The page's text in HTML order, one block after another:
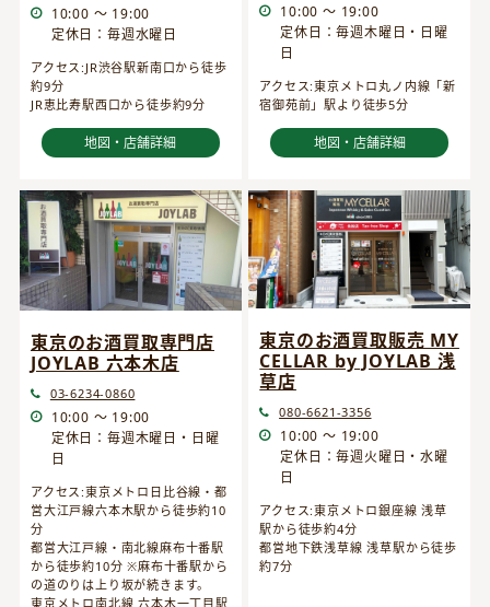
10:00 ～ 19:00
定休日：毎週水曜日
アクセス:JR渋谷駅新南口から徒歩
約9分
JR恵比寿駅西口から徒歩約9分
地図・店舗詳細
10:00 ～ 19:00
定休日：毎週木曜日・日曜
日
アクセス:東京メトロ丸ノ内線「新
宿御苑前」駅より徒歩5分
地図・店舗詳細
東京のお酒買取専門店
JOYLAB 六本木店
03-6234-0860
10:00 ～ 19:00
定休日：毎週木曜日・日曜
日
アクセス:東京メトロ日比谷線・都
営大江戸線六本木駅から徒歩約10
分
都営大江戸線・南北線麻布十番駅
から徒歩約10分 ※麻布十番駅から
の道のりは上り坂が続きます。
東京メトロ南北線 六本木一丁目駅
東京のお酒買取販売 MY
CELLAR by JOYLAB 浅
草店
080-6621-3356
10:00 ～ 19:00
定休日：毎週火曜日・水曜
日
アクセス:東京メトロ銀座線 浅草
駅から徒歩約4分
都営地下鉄浅草線 浅草駅から徒歩
約7分